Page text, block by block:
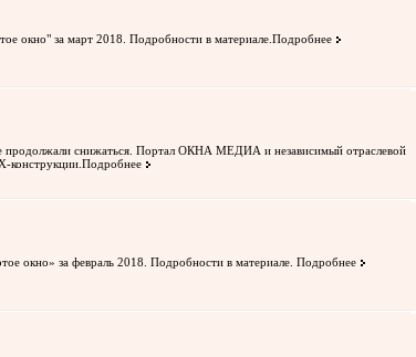
окно" за март 2018. Подробности в материале. Подробнее
продолжали снижаться. Портал ОКНА МЕДИА и независимый отраслевой
Подробнее
окно» за февраль 2018. Подробности в материале. Подробнее